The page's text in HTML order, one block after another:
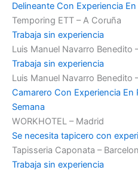
Delineante Con Experiencia
Temporing ETT – A Coruña
Trabaja sin experiencia
Luis Manuel Navarro Benedito
Trabaja sin experiencia
Luis Manuel Navarro Benedito
Camarero Con Experiencia En
Semana
WORKHOTEL – Madrid
Se necesita tapicero con
Tapisseria Caponata –
Trabaja sin experiencia